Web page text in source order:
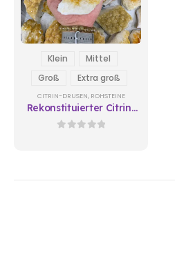
Klein
Mittel
Groß
Extra groß
CITRIN-DRUSEN, ROHSTEINE
Rekonstituierter Citrin-
Drusen 4